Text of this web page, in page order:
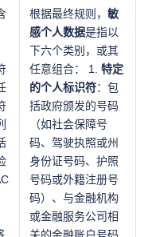
根据最终规则， 敏
感个人数据是指以
下六个类别，或其
任意组合： 1. 特定
的个人标识符：包
括政府颁发的号码
（如社会保障号
码、驾驶执照或州
身份证号码、护照
号码或外籍注册号
码）、与金融机构
或金融服务公司相
关的金融账户号码